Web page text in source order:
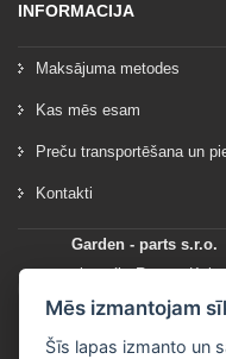
INFORMACIJA
Maksājuma metodes
Kas mēs esam
Preču transportēšana un
Kontakti
Garden - parts s.r.o.
vlastník: Roman
Mladějov na Moravě
Mēs izmantojam
Šīs lapas izmanto un